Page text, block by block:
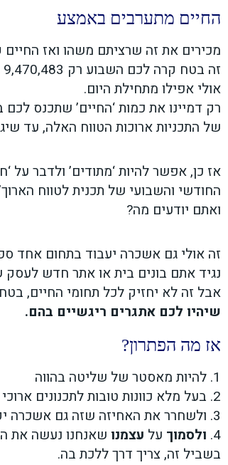
החיים מתערבים באמצע
מכירים את זה שרציתם משהו ואז החיים
זה בטח קרה לכם השבוע רק 9,470,483 פעמים.
אולי אפילו מתחילת היום.
רק דמיינו את כמות ‘החיים’ שתכנס
של התכניות ארוכות הטווח האלה, עד
אז כן, אפשר להיות ‘מתודים’ ולדבר על
החודשי והשבועי של תכנית לטווח
ואתם יודעים מה?
זה אולי גם אשכרה יעבוד בתחום אחד
נגיד אתם בונים בית או אתר חדש
אבל זה לא יחזיק לכל תחומי החיים,
שיהיו לכם אתגרים ריגשיים בהם.
אז מה הפתרון?
1. להיות מאסטר של שליטה בהווה
2. בעל מלא כוונות טובות לתכנונים ארוכי הטווח
3. ולשחרר את
האחיזה שזה גם אשכרה
4. ולסמוך על עצמנו שאנחנו נעשה את
בשביל זה, צריך דרך ללכת בה.